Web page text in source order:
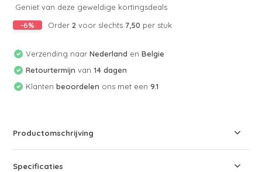
Geniet van deze geweldige kortingsdeals
-6%
Order2 voor slechts7,50 per stuk
Verzending naarNederland enBelgie
Retourtermijn van 14 dagen
Klantenbeoordelen ons met een9.1
Productomschrijving
Specificaties